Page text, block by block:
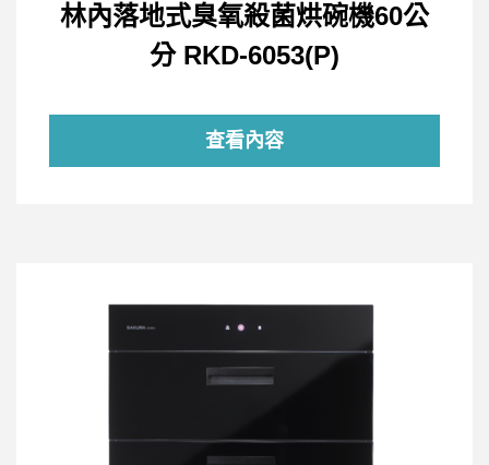
林內落地式臭氧殺菌烘碗機60公
分 RKD-6053(P)
查看內容